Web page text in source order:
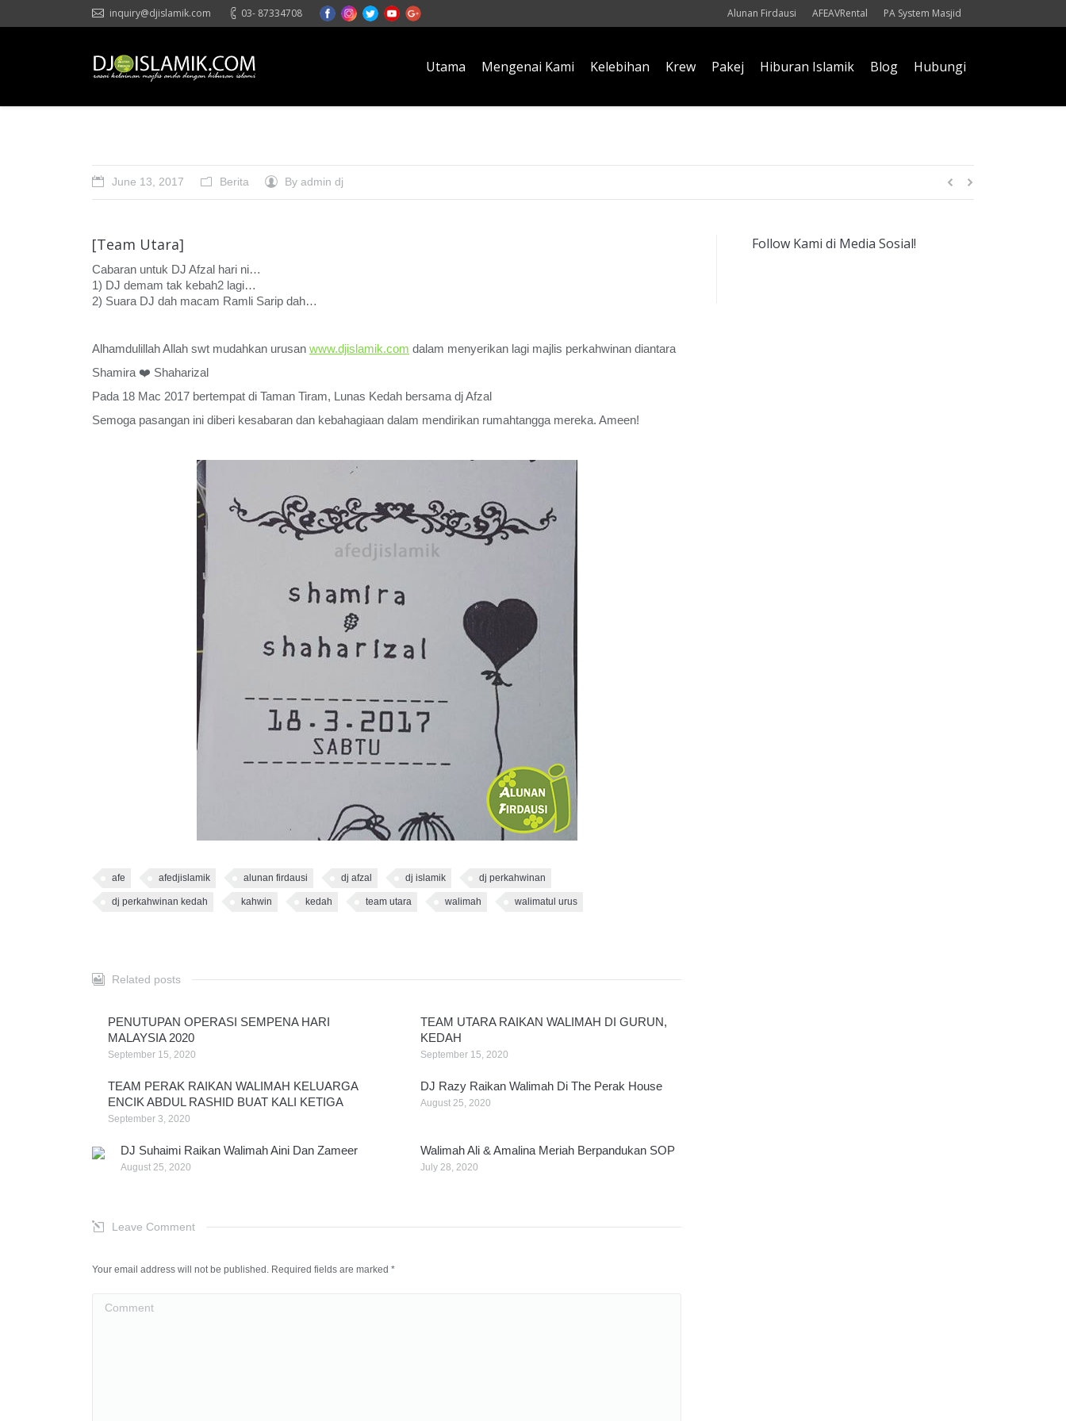
inquiry@djislamik.com 03- 87334708 Alunan Firdausi AFEAVRental PA System Masjid
Utama Mengenai Kami Kelebihan Krew Pakej Hiburan Islamik Blog Hubungi
June 13, 2017 Berita By admin dj
[Team Utara]
Cabaran untuk DJ Afzal hari ni…
1) DJ demam tak kebah2 lagi…
2) Suara DJ dah macam Ramli Sarip dah…
Alhamdulillah Allah swt mudahkan urusan www.djislamik.com dalam menyerikan lagi majlis perkahwinan diantara
Shamira ❤️ Shaharizal
Pada 18 Mac 2017 bertempat di Taman Tiram, Lunas Kedah bersama dj Afzal
Semoga pasangan ini diberi kesabaran dan kebahagiaan dalam mendirikan rumahtangga mereka. Ameen!
afe afedjislamik alunan firdausi dj afzal dj islamik dj perkahwinan
dj perkahwinan kedah kahwin kedah team utara walimah walimatul urus
Related posts
PENUTUPAN OPERASI SEMPENA HARI
MALAYSIA 2020
September 15, 2020
TEAM UTARA RAIKAN WALIMAH DI GURUN,
KEDAH
September 15, 2020
TEAM PERAK RAIKAN WALIMAH KELUARGA
ENCIK ABDUL RASHID BUAT KALI KETIGA
September 3, 2020
DJ Razy Raikan Walimah Di The Perak House
August 25, 2020
DJ Suhaimi Raikan Walimah Aini Dan Zameer
August 25, 2020
Walimah Ali & Amalina Meriah Berpandukan SOP
July 28, 2020
Leave Comment
Your email address will not be published. Required fields are marked *
Follow Kami di Media Sosial!